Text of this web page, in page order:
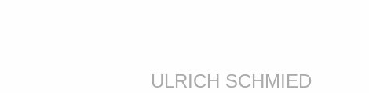
ULRICH SCHMIED